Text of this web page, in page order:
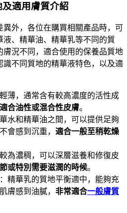
及適用膚質介紹
異外，各位在購買相關產品時，可
液、精華油、精華乳等不同的質
況不同，適合使用的保養品質地
不同質地的精華液特色，以及適
薄，通常含有較高濃度的活性成
適合油性或混合性皮膚。
水和精華油之間，可以提供足夠
會感到沉重， 適合一般至稍乾燥
較為濃稠，可以深層滋養和修復皮
或特別需要滋潤的時候。
：精華乳的質地平衡適中，能夠充
膚感到油膩， 非常適合一般膚質